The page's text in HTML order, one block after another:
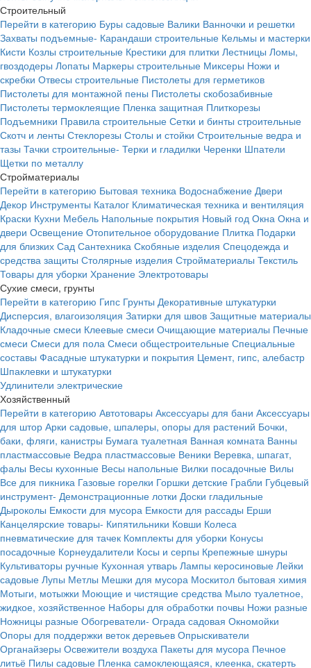
Строительный
Перейти в категорию Буры садовые Валики Ванночки и решетки
Захваты подъемные- Карандаши строительные Кельмы и мастерки
Кисти Козлы строительные Крестики для плитки Лестницы Ломы,
гвоздодеры Лопаты Маркеры строительные Миксеры Ножи и
скребки Отвесы строительные Пистолеты для герметиков
Пистолеты для монтажной пены Пистолеты скобозабивные
Пистолеты термоклеящие Пленка защитная Плиткорезы
Подъемники Правила строительные Сетки и бинты строительные
Скотч и ленты Стеклорезы Столы и стойки Строительные ведра и
тазы Тачки строительные- Терки и гладилки Черенки Шпатели
Щетки по металлу
Стройматериалы
Перейти в категорию Бытовая техника Водоснабжение Двери
Декор Инструменты Каталог Климатическая техника и вентиляция
Краски Кухни Мебель Напольные покрытия Новый год Окна Окна и
двери Освещение Отопительное оборудование Плитка Подарки
для близких Сад Сантехника Скобяные изделия Спецодежда и
средства защиты Столярные изделия Стройматериалы Текстиль
Товары для уборки Хранение Электротовары
Сухие смеси, грунты
Перейти в категорию Гипс Грунты Декоративные штукатурки
Дисперсия, влагоизоляция Затирки для швов Защитные материалы
Кладочные смеси Клеевые смеси Очищающие материалы Печные
смеси Смеси для пола Смеси общестроительные Специальные
составы Фасадные штукатурки и покрытия Цемент, гипс, алебастр
Шпаклевки и штукатурки
Удлинители электрические
Хозяйственный
Перейти в категорию Автотовары Аксессуары для бани Аксессуары
для штор Арки садовые, шпалеры, опоры для растений Бочки,
баки, фляги, канистры Бумага туалетная Ванная комната Ванны
пластмассовые Ведра пластмассовые Веники Веревка, шпагат,
фалы Весы кухонные Весы напольные Вилки посадочные Вилы
Все для пикника Газовые горелки Горшки детские Грабли Губцевый
инструмент- Демонстрационные лотки Доски гладильные
Дыроколы Емкости для мусора Емкости для рассады Ерши
Канцелярские товары- Кипятильники Ковши Колеса
пневматические для тачек Комплекты для уборки Конусы
посадочные Корнеудалители Косы и серпы Крепежные шнуры
Культиваторы ручные Кухонная утварь Лампы керосиновые Лейки
садовые Лупы Метлы Мешки для мусора Москитол бытовая химия
Мотыги, мотыжки Моющие и чистящие средства Мыло туалетное,
жидкое, хозяйственное Наборы для обработки почвы Ножи разные
Ножницы разные Обогреватели- Ограда садовая Окномойки
Опоры для поддержки веток деревьев Опрыскиватели
Органайзеры Освежители воздуха Пакеты для мусора Печное
литьё Пилы садовые Пленка самоклеющаяся, клеенка, скатерть